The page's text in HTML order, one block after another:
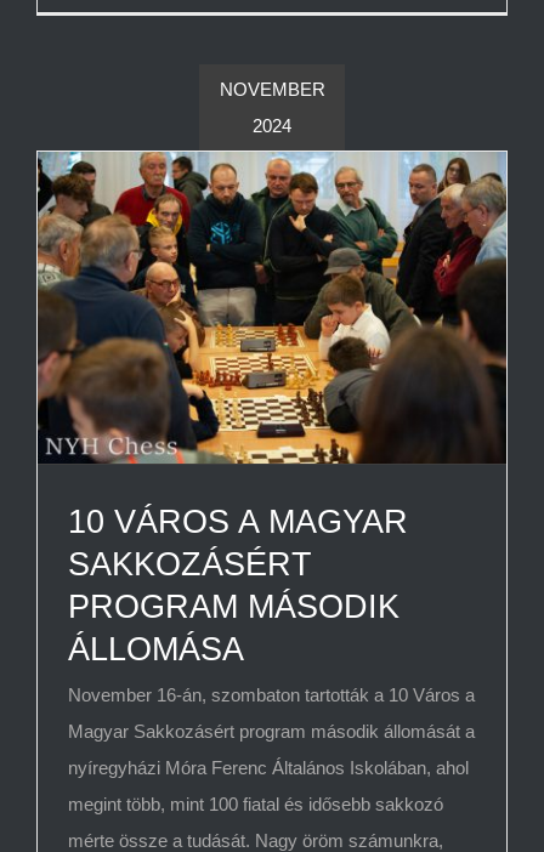
NOVEMBER
2024
10 VÁROS A MAGYAR
SAKKOZÁSÉRT
PROGRAM MÁSODIK
ÁLLOMÁSA
November 16-án, szombaton tartották a 10 Város a
Magyar Sakkozásért program második állomását a
nyíregyházi Móra Ferenc Általános Iskolában, ahol
megint több, mint 100 fiatal és idősebb sakkozó
mérte össze a tudását. Nagy öröm számunkra,